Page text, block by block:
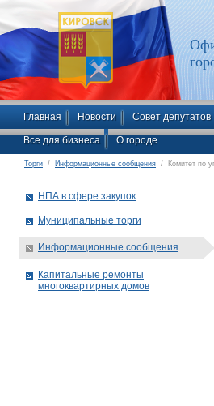
Главная Новости Совет депутатов
Все для бизнеса О городе
Торги / Информационные сообщения / Комитет по
НПА в сфере закупок
Муниципальные торги
Информационные сообщения
Капитальные ремонты
многоквартирных домов